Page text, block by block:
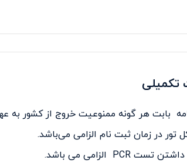
تکمیلی
بابت هر گونه ممنوعیت خروج از کشور به
داشتن تست PCR الزامی می باشد.